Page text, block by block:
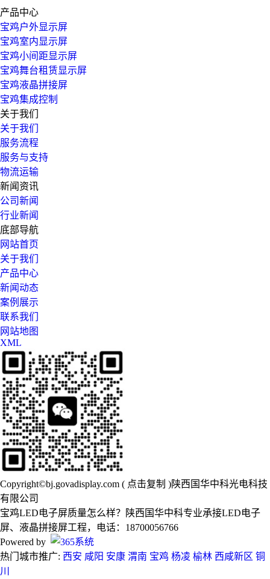
产品中心
宝鸡户外显示屏
宝鸡室内显示屏
宝鸡小间距显示屏
宝鸡舞台租赁显示屏
宝鸡液晶拼接屏
宝鸡集成控制
关于我们
关于我们
服务流程
服务与支持
物流运输
新闻资讯
公司新闻
行业新闻
底部导航
网站首页
关于我们
产品中心
新闻动态
案例展示
联系我们
网站地图
XML
Copyright©bj.govadisplay.com ( 点击复制 )陕西国华中科光电科技
有限公司
宝鸡LED电子屏质量怎么样？陕西国华中科专业承接LED电子
屏、液晶拼接屏工程，电话：18700056766
Powered by
热门城市推广: 西安 咸阳 安康 渭南 宝鸡 杨凌 榆林 西咸新区 铜
川